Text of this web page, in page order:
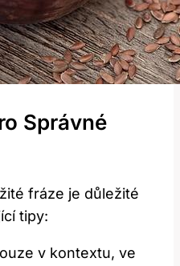
Správné
fráze je důležité
tipy:
v kontextu, ve